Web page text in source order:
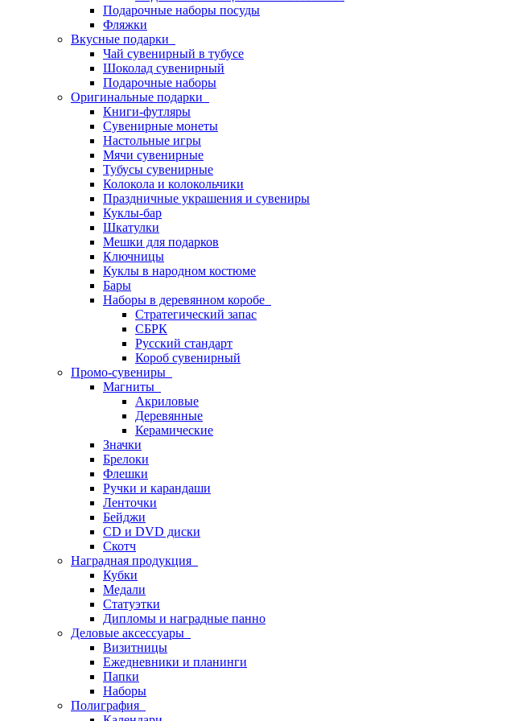
Подарочные наборы посуды
Фляжки
Вкусные подарки
Чай сувенирный в тубусе
Шоколад сувенирный
Подарочные наборы
Оригинальные подарки
Книги-футляры
Сувенирные монеты
Настольные игры
Мячи сувенирные
Тубусы сувенирные
Колокола и колокольчики
Праздничные украшения и сувениры
Куклы-бар
Шкатулки
Мешки для подарков
Ключницы
Куклы в народном костюме
Бары
Наборы в деревянном коробе
Стратегический запас
СБРК
Русский стандарт
Короб сувенирный
Промо-сувениры
Магниты
Акриловые
Деревянные
Керамические
Значки
Брелоки
Флешки
Ручки и карандаши
Ленточки
Бейджи
CD и DVD диски
Скотч
Наградная продукция
Кубки
Медали
Статуэтки
Дипломы и наградные панно
Деловые аксессуары
Визитницы
Ежедневники и планинги
Папки
Наборы
Полиграфия